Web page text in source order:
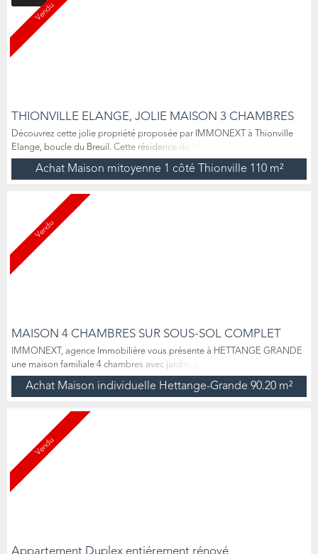
Vendu
THIONVILLE ELANGE, JOLIE MAISON 3 CHAMBRES
Découvrez cette jolie propriété proposée par IMMONEXT à Thionville
Elange, boucle du Breuil. Cette résidence de 100 m2 environ répartis sur
deux niveaux, nichée au cœur d'un terrain de 403 m2 se compose au rez-
de-chaussée d’un hall d'entrée et un premier WC, puis un salon, et enfin
terrasse et au magnifique jardin...
Achat Maison mitoyenne 1 côté Thionville 110 m²
Vendu
MAISON 4 CHAMBRES SUR SOUS-SOL COMPLET
IMMONEXT, agence Immobilière vous présente à HETTANGE GRANDE
une maison familiale 4 chambres avec jardin, garage et dépendance sur
un sous-sol complet. Située au 1, rue Mozart , cette charmante maison
d’habitation mitoyenne sur un seul côté offre un cadre de vie paisible
les commodités. Édifiée en 1963 sur une...
Achat Maison individuelle Hettange-Grande 90.20 m²
Vendu
Appartement Duplex entiérement rénové